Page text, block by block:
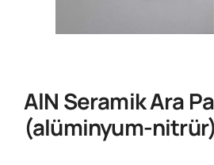
AlN Seramik Ara
(alüminyum-